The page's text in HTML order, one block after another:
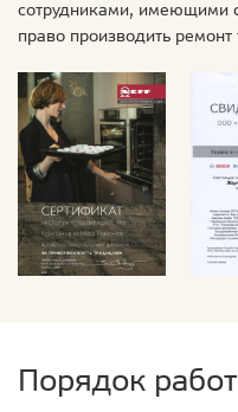
сотрудниками, имеющими
право производить ремонт
Порядок